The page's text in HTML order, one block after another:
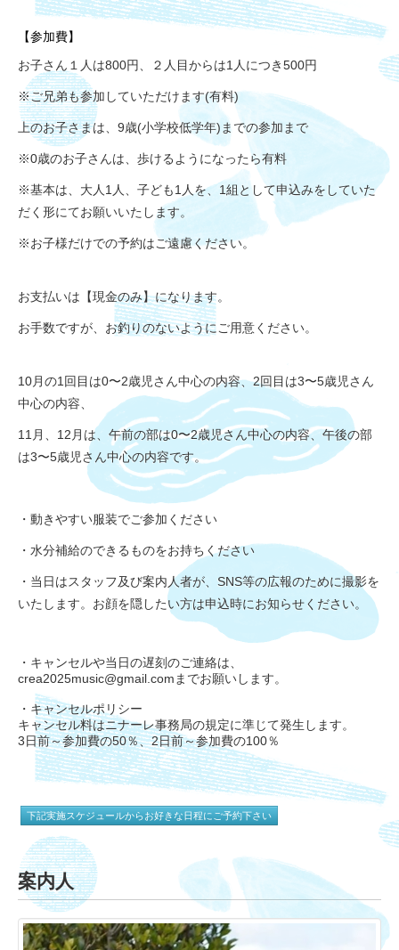
【参加費】
お子さん１人は800円、２人目からは1人につき500円
※ご兄弟も参加していただけます(有料)
上のお子さまは、9歳(小学校低学年) までの参加まで
※0歳のお子さんは、歩けるようになったら有料
※基本は、大人1人、子ども1人を、 1組として申込みをしていた
だく形にてお願いいたします。
※お子様だけでの予約はご遠慮ください。
お支払いは【現金のみ】になります。
お手数ですが、お釣りのないようにご用意ください。
10月の1回目は0〜2歳児さん中心の内容、2回目は3〜5歳児さん
中心の内容、
11月、12月は、午前の部は0〜2歳児さん中心の内容、午後の部
は3〜5歳児さん中心の内容です。
・ 動きやすい服装でご参加ください
・水分補給のできるものをお持ちください
・当日はスタッフ及び案内人者が、SNS等の広報のために撮影を
いたします。お顔を隠したい方は申込時にお知らせください。
・キャンセルや当日の遅刻のご連絡は、
crea2025music@gmail.comまでお願いします。
・キャンセルポリシー
キャンセル料はニナーレ事務局の規定に準じて発生します。
3日前～参加費の50％、2日前～参加費の100％
下記実施スケジュールからお好きな日程にご予約下さい
案内人